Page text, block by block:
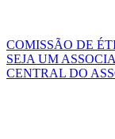
COMISSÃO DE
SEJA UM
CENTRAL DO